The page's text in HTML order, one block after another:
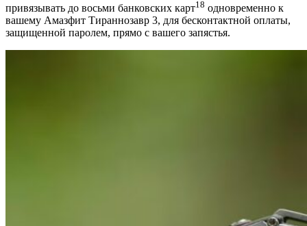
привязывать до восьми банковских карт18 одновременно к
вашему Амазфит Тираннозавр 3, для бесконтактной оплаты,
защищенной паролем, прямо с вашего запястья.